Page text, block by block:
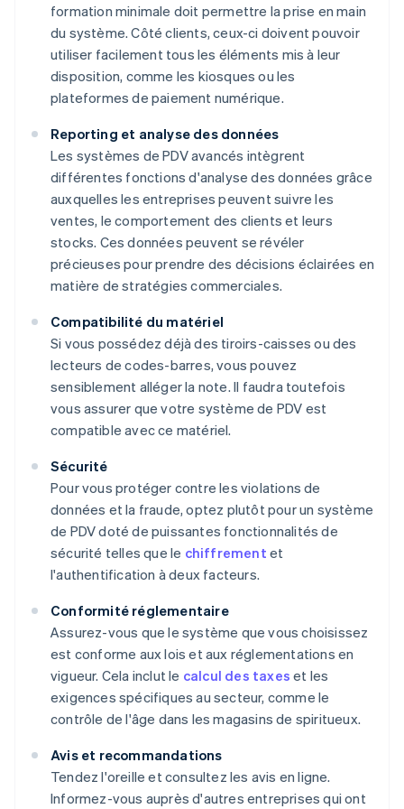
formation minimale doit permettre la prise en main
du système. Côté clients, ceux-ci doivent pouvoir
utiliser facilement tous les éléments mis à leur
disposition, comme les kiosques ou les
plateformes de paiement numérique.
Reporting et analyse des données
Les systèmes de PDV avancés intègrent
différentes fonctions d'analyse des données grâce
auxquelles les entreprises peuvent suivre les
ventes, le comportement des clients et leurs
stocks. Ces données peuvent se révéler
précieuses pour prendre des décisions éclairées en
matière de stratégies commerciales.
Compatibilité du matériel
Si vous possédez déjà des tiroirs-caisses ou des
lecteurs de codes-barres, vous pouvez
sensiblement alléger la note. Il faudra toutefois
vous assurer que votre système de PDV est
compatible avec ce matériel.
Sécurité
Pour vous protéger contre les violations de
données et la fraude, optez plutôt pour un système
de PDV doté de puissantes fonctionnalités de
sécurité telles que le chiffrement et
l'authentification à deux facteurs.
Conformité réglementaire
Assurez-vous que le système que vous choisissez
est conforme aux lois et aux réglementations en
vigueur. Cela inclut le calcul des taxes et les
exigences spécifiques au secteur, comme le
contrôle de l'âge dans les magasins de spiritueux.
Avis et recommandations
Tendez l'oreille et consultez les avis en ligne.
Informez-vous auprès d'autres entreprises qui ont